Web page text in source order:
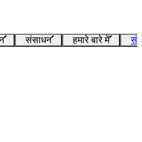
संसाधन हमारे बारे में